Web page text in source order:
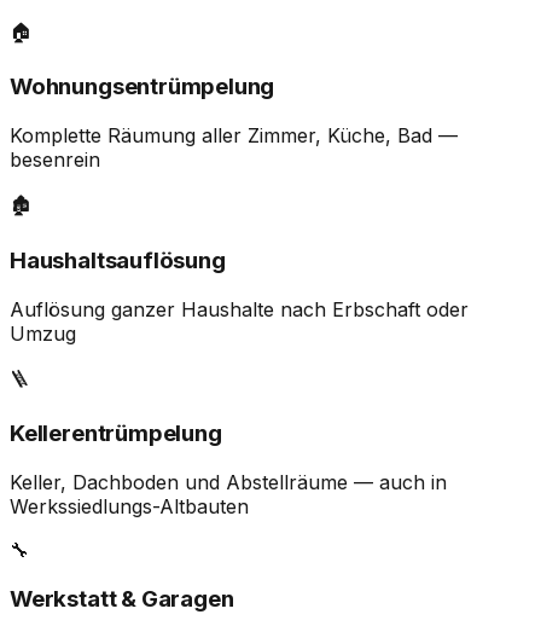
🏠
Wohnungsentrümpelung
Komplette Räumung aller Zimmer, Küche, Bad —
besenrein
🏚️
Haushaltsauflösung
Auflösung ganzer Haushalte nach Erbschaft oder
Umzug
🪜
Kellerentrümpelung
Keller, Dachboden und Abstellräume — auch in
Werkssiedlungs-Altbauten
🔧
Werkstatt & Garagen